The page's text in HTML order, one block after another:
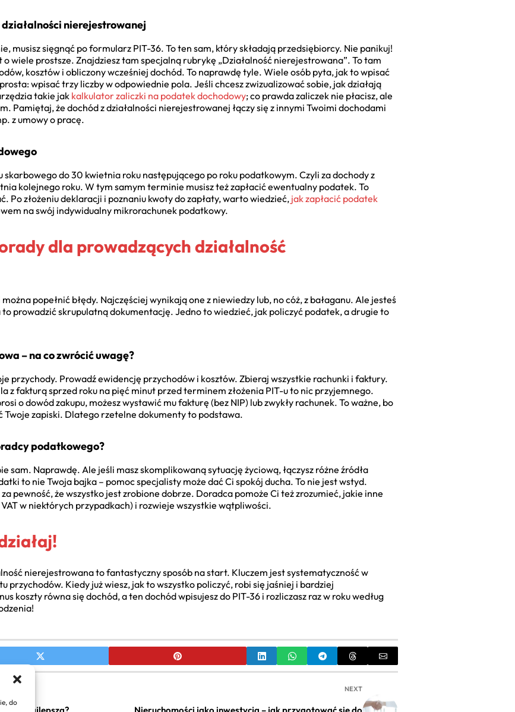
do
nierejestrowanej
musisz sięgnąć po formularz PIT-36. To ten sam, który składają przedsiębiorcy. Nie panikuj!
wiele prostsze. Znajdziesz tam specjalną rubrykę „Działalność nierejestrowana”. To tam
kosztów i obliczony wcześniej dochód. To naprawdę tyle. Wiele osób pyta, jak to wpisać
wpisać trzy liczby w odpowiednie pola. Jeśli chcesz zwizualizować sobie, jak działają
takie jak kalkulator zaliczki na podatek dochodowy; co prawda zaliczek nie płacisz, ale
Pamiętaj, że dochód z działalności nierejestrowanej łączy się z innymi Twoimi dochodami
z umowy o pracę.
skarbowego do 30 kwietnia roku następującego po roku podatkowym. Czyli za dochody z
kolejnego roku. W tym samym terminie musisz też zapłacić ewentualny podatek. To
Po złożeniu deklaracji i poznaniu kwoty do zapłaty, warto wiedzieć, jak zapłacić podatek
na swój indywidualny mikrorachunek podatkowy.
dla prowadzących działalność
popełnić błędy. Najczęściej wynikają one z niewiedzy lub, no cóż, z bałaganu. Ale jesteś
prowadzić skrupulatną dokumentację. Jedno to wiedzieć, jak policzyć podatek, a drugie to
– na co zwrócić uwagę?
przychody. Prowadź ewidencję przychodów i kosztów. Zbieraj wszystkie rachunki i faktury.
z fakturą sprzed roku na pięć minut przed terminem złożenia PIT-u to nic przyjemnego.
o dowód zakupu, możesz wystawić mu fakturę (bez NIP) lub zwykły rachunek. To ważne, bo
zapiski. Dlatego rzetelne dokumenty to podstawa.
podatkowego?
sam. Naprawdę. Ale jeśli masz skomplikowaną sytuację życiową, łączysz różne źródła
to nie Twoja bajka – pomoc specjalisty może dać Ci spokój ducha. To nie jest wstyd.
pewność, że wszystko jest zrobione dobrze. Doradca pomoże Ci też zrozumieć, jakie inne
w niektórych przypadkach) i rozwieje wszystkie wątpliwości.
nierejestrowana to fantastyczny sposób na start. Kluczem jest systematyczność w
przychodów. Kiedy już wiesz, jak to wszystko policzyć, robi się jaśniej i bardziej
koszty równa się dochód, a ten dochód wpisujesz do PIT-36 i rozliczasz raz w roku według
NEXT